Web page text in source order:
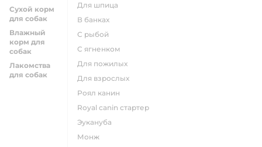
Сухой корм
для собак
Влажный
корм для
собак
Лакомства
для собак
для шпица
в банках
с рыбой
с ягненком
для пожилых
для взрослых
роял канин
Royal canin стартер
эукануба
монж